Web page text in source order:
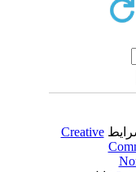
Creative